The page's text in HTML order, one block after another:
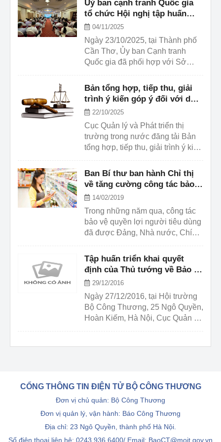
chức Hội nghị tập huấn pháp luật
về bảo vệ quyền lợi người tiêu
dùng cho các cơ quan, tổ chức có
liên quan tại khu vực miền Trung
và Tây Nguyên.
Uỷ ban cạnh tranh Quốc gia
tổ chức Hội nghị tập huấn
pháp luật bảo vệ quyền lợi
người tiêu dùng tại khu vực
miền Nam
04/11/2025
Ngày 23/10/2025, tại Thành phố
Cần Thơ, Ủy ban Cạnh tranh
Quốc gia đã phối hợp với Sở
Bảo vệ người tiêu dùng Việt
Nam, tổ chức Hội nghị tập huấn
pháp luật về bảo vệ quyền lợi
người tiêu dùng cho các cơ quan,
tổ chức có liên quan tại khu vực
miền Nam.
Bản tổng hợp, tiếp thu, giải
trình ý kiến góp ý đối với dự
thảo nghị định quy định xử
phạt vi phạm hành chính
trong hoạt động thương mại,
sản xuất, buôn bán hàng giả,
hàng cấm và bảo vệ quyền lợi
22/10/2025
Cục Quản lý và Phát triển thị
trường trong nước đăng tải Bản
tổng hợp, tiếp thu, giải trình ý kiến
quy định xử phạt vi phạm hành
chính trong hoạt động thương
mại, sản xuất, buôn bán hàng giả,
hàng cấm và bảo vệ quyền lợi
người tiêu dùng để cơ quan, tổ
chức, cá nhân được biết và tham
gia ý kiến.
Ban Bí thư ban hành Chỉ thị
về tăng cường công tác bảo
vệ quyền lợi người tiêu dùng
14/02/2019
Trong những năm qua, công tác
bảo vệ quyền lợi người tiêu dùng
đã được Đảng, Nhà nước, Chính
tâm và đạt được một số kết quả
bước đầu, song thực tế vẫn còn
nhiều hạn chế, yếu kém. Quyền
lợi cơ bản của người tiêu dùng
vẫn bị xâm phạm nghiêm trọng,
đe dọa đến sức khỏe, an toàn và
tính mạng của người tiêu dùng.
Tập huấn triển khai quyết
định của Thủ tướng về Bảo vệ
quyền lợi người tiêu dùng
29/12/2016
Ngày 27/12/2016, tại Hội trường
Bộ Công Thương, 25 Ngô Quyền,
Hoàn Kiếm, Hà Nội, Cục Quản lý
của các cơ quan Nhà nước ở Hà
thông, Bộ Nông nghiệp, Bộ Kế
hoạch đầu tư, Bộ Công ...
CỔNG THÔNG TIN ĐIỆN TỬ BỘ CÔNG THƯƠNG
Đơn vị chủ quản: Bộ Công Thương
Đơn vị quản lý, vận hành: Báo Công Thương
Địa chỉ: 23 Ngô Quyền, thành phố Hà Nội.
Số điện thoại liên hệ: 0243.936.6400/ Email: BaoCT@moit.gov.vn